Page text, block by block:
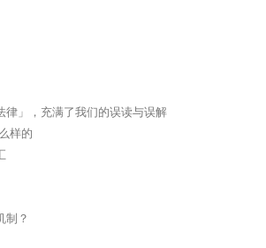
律」，充满了我们的误读与误解
样的
制？